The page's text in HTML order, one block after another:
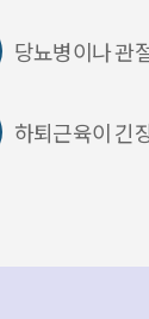
당뇨병이나 관
하퇴근육이 긴